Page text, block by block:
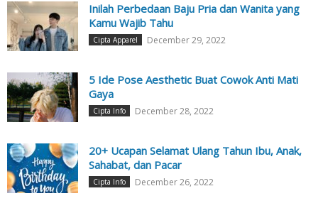
Inilah Perbedaan Baju Pria dan Wanita yang
Kamu Wajib Tahu
Cipta Apparel December 29, 2022
5 Ide Pose Aesthetic Buat Cowok Anti Mati
Gaya
Cipta Info December 28, 2022
20+ Ucapan Selamat Ulang Tahun Ibu, Anak,
Sahabat, dan Pacar
Cipta Info December 26, 2022